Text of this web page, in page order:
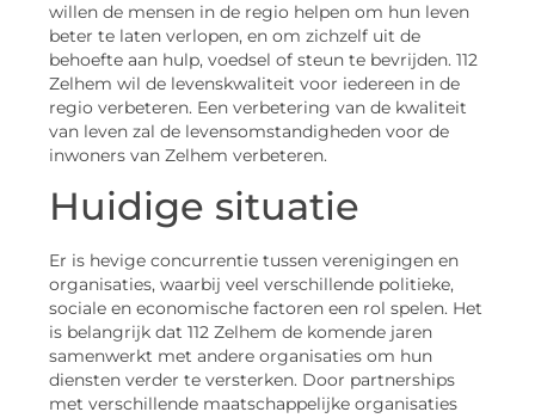
willen de mensen in de regio helpen om hun leven
beter te laten verlopen, en om zichzelf uit de
behoefte aan hulp, voedsel of steun te bevrijden. 112
Zelhem wil de levenskwaliteit voor iedereen in de
regio verbeteren. Een verbetering van de kwaliteit
van leven zal de levensomstandigheden voor de
inwoners van Zelhem verbeteren.
Huidige situatie
Er is hevige concurrentie tussen verenigingen en
organisaties, waarbij veel verschillende politieke,
sociale en economische factoren een rol spelen. Het
is belangrijk dat 112 Zelhem de komende jaren
samenwerkt met andere organisaties om hun
diensten verder te versterken. Door partnerships
met verschillende maatschappelijke organisaties